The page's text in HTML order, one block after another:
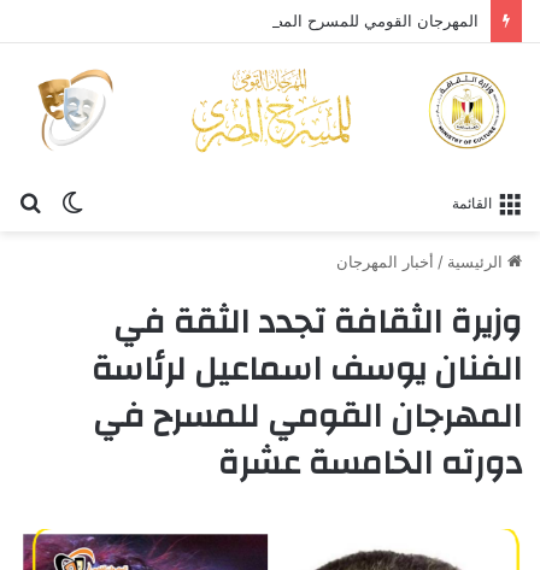
الوضع
القائمة
الرئيسية / أخبار المهرجان
وزيرة الثقافة تجدد الثقة في
الفنان يوسف اسماعيل لرئاسة
المهرجان القومي للمسرح في
دورته الخامسة عشرة